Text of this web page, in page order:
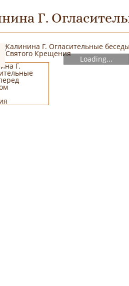
Г.
Loading...